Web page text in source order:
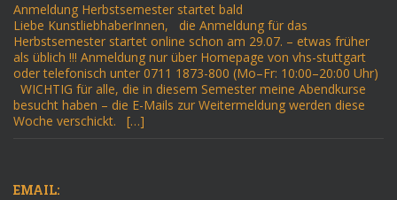
Anmeldung Herbstsemester startet bald
Liebe KunstliebhaberInnen, die Anmeldung für das
Herbstsemester startet online schon am 29.07. – etwas früher
als üblich !!! Anmeldung nur über Homepage von vhs-stuttgart
oder telefonisch unter 0711 1873-800 (Mo–Fr: 10:00–20:00 Uhr)
WICHTIG für alle, die in diesem Semester meine Abendkurse
besucht haben – die E-Mails zur Weitermeldung werden diese
Woche verschickt. […]
EMAIL: